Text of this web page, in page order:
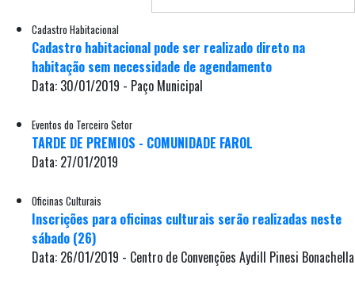
Cadastro Habitacional
Cadastro habitacional pode ser realizado direto na
habitação sem necessidade de agendamento
Data: 30/01/2019 - Paço Municipal
Eventos do Terceiro Setor
TARDE DE PREMIOS - COMUNIDADE FAROL
Data: 27/01/2019
Oficinas Culturais
Inscrições para oficinas culturais serão realizadas neste
sábado (26)
Data: 26/01/2019 - Centro de Convenções Aydill Pinesi Bonachella